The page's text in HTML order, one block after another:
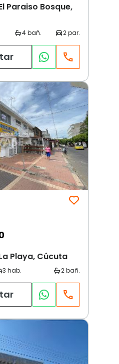
Paraiso Bosque,
Playa, Cúcuta